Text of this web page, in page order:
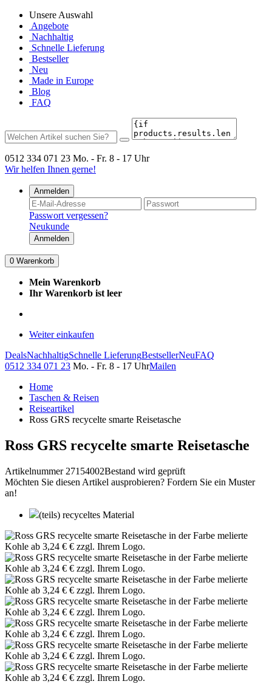
Unsere Auswahl
Angebote
Nachhaltig
Schnelle Lieferung
Bestseller
Neu
Made in Europe
Blog
FAQ
0512 334 071 23 Mo. - Fr. 8 - 17 Uhr
Wir helfen Ihnen gerne!
Anmelden
Passwort vergessen?
Neukunde
Anmelden
0 Warenkorb
Mein Warenkorb
Ihr Warenkorb ist leer
Weiter einkaufen
DealsNachhaltigSchnelle LieferungBestsellerNeuFAQ
0512 334 071 23 Mo. - Fr. 8 - 17 UhrMailen
Home
Taschen & Reisen
Reiseartikel
Ross GRS recycelte smarte Reisetasche
Ross GRS recycelte smarte Reisetasche
Artikelnummer 27154002Bestand wird geprüft
Möchten Sie diesen Artikel ausprobieren? Fordern Sie ein Muster
an!
(teils) recyceltes Material